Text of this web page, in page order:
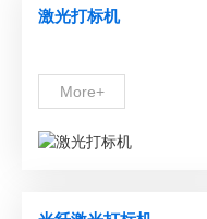
激光打标机
More+